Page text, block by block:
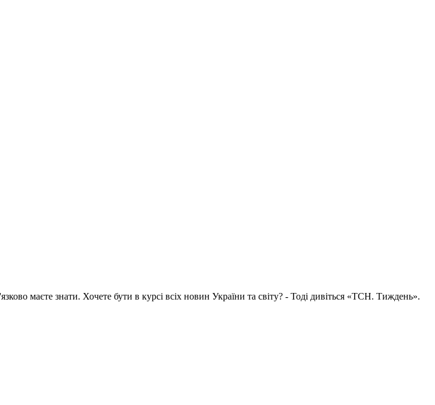
маєте знати. Хочете бути в курсі всіх новин України та світу? - Тоді дивіться «ТСН. Тиждень».